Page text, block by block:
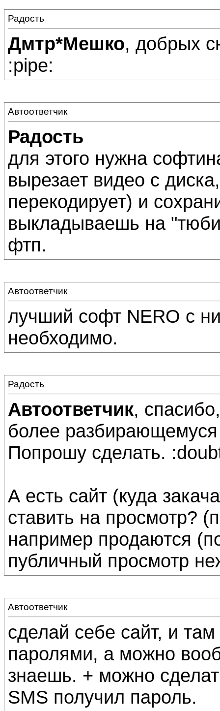
Радость
Дмтр*Мешко, добрых
:pipe:
Автоответчик
Радость
для этого нужна
вырезает видео с
перекодирует) и
выкладываешь на
фтп.
Автоответчик
лучший софт NERO с
необходимо.
Радость
Автоответчик,
более
Попрошу сделать.
А есть сайт (куда
ставить на просмотр?
например продаются
публичный просмотр
Автоответчик
сделай себе сайт, и
паролями, а можно
знаешь. + можно
SMS получил пароль.